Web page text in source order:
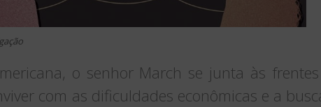
o senhor March se junta às
com as dificuldades econômicas e a